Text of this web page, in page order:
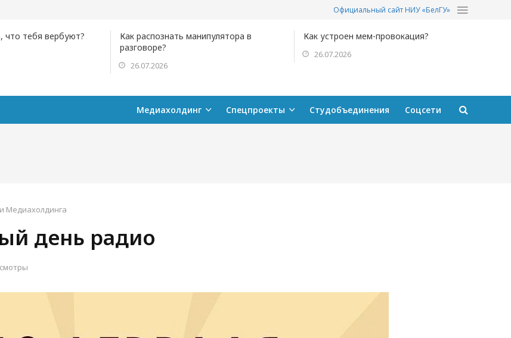
Официальный сайт НИУ «БелГУ»
что тебя вербуют?
Как распознать манипулятора в
разговоре?
26.07.2026
Как устроен мем-провокация?
26.07.2026
Медиахолдинг Спецпроекты Студобъединения Соцсети
Медиахолдинга
день радио